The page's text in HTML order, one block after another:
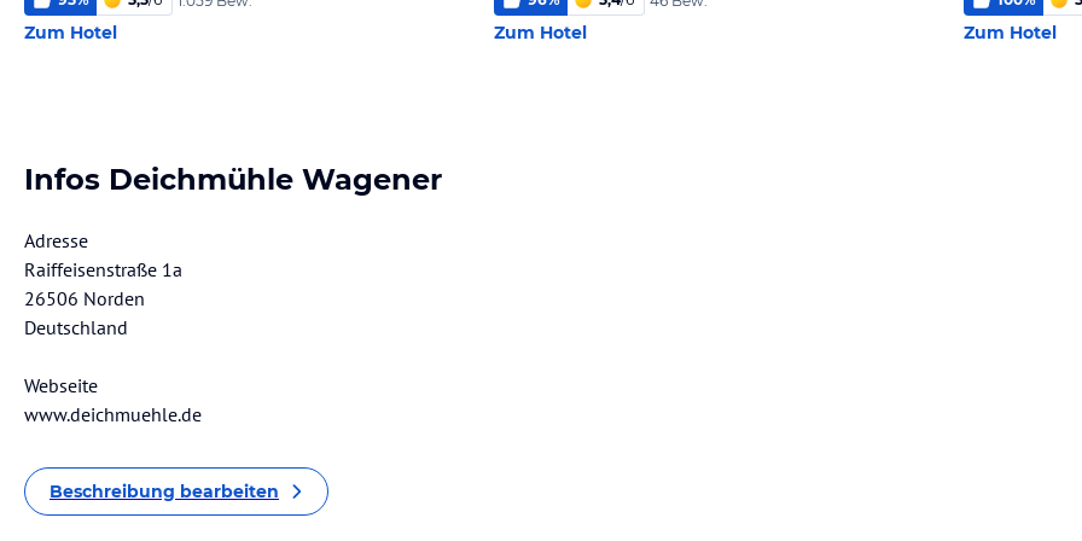
Zum Hotel Zum Hotel Zum Hotel
Infos Deichmühle Wagener
Adresse
Raiffeisenstraße 1a
26506 Norden
Deutschland
Webseite
www.deichmuehle.de
Beschreibung bearbeiten